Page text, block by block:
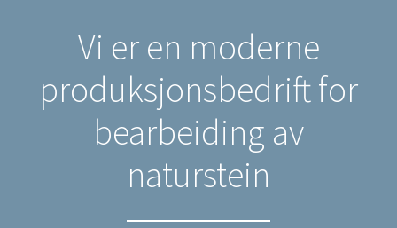
Vi er en moderne
produksjonsbedrift for
bearbeiding av
naturstein